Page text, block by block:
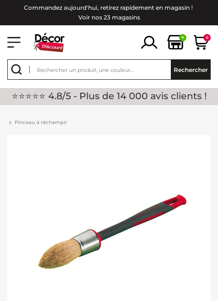
Commandez aujourd'hui, retirez rapidement en magasin !
Voir nos 23 magasins
+ 0
Rechercher
⭐⭐⭐⭐⭐ 4.8/5 - Plus de 14 000 avis clients !
Pinceau à réchampir